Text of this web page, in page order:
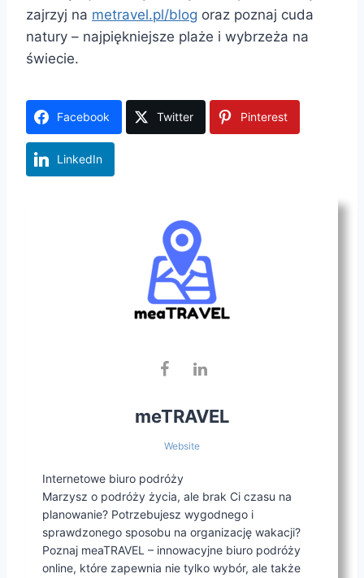
zajrzyj na metravel.pl/blog oraz poznaj cuda
natury – najpiękniejsze plaże i wybrzeża na
świecie.
Facebook Twitter Pinterest
LinkedIn
meTRAVEL
Website
Internetowe biuro podróży
Marzysz o podróży życia, ale brak Ci czasu na
planowanie? Potrzebujesz wygodnego i
sprawdzonego sposobu na organizację wakacji?
Poznaj meaTRAVEL – innowacyjne biuro podróży
online, które zapewnia nie tylko wybór, ale także